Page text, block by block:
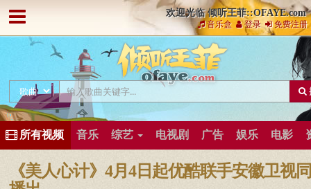
欢迎光临 倾听王菲::OFAYE.com
音乐盒 登录 免费注册
所有视频 音乐 综艺 电视剧 广告 娱乐 电影
《美人心计》4月4日起优酷联手安徽卫视